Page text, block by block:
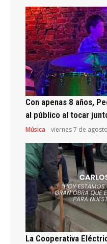
Con apenas 8 años,
al público al tocar
Música viernes 7 de
La Cooperativa